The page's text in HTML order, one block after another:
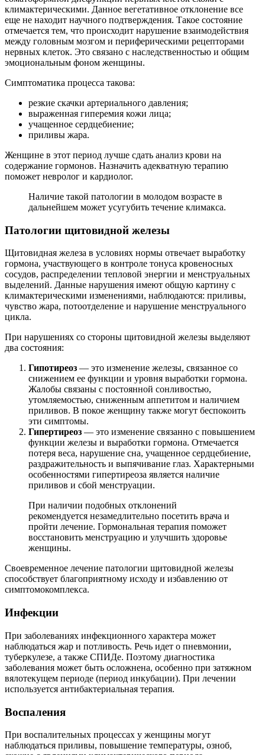
климактерическими. Данное вегетативное отклонение все
еще не находит научного подтверждения. Такое состояние
отмечается тем, что происходит нарушение взаимодействия
между головным мозгом и периферическими рецепторами
нервных клеток. Это связано с наследственностью и общим
эмоциональным фоном женщины.
Симптоматика процесса такова:
резкие скачки артериального давления;
выраженная гиперемия кожи лица;
учащенное сердцебиение;
приливы жара.
Женщине в этот период лучше сдать анализ крови на
содержание гормонов. Назначить адекватную терапию
поможет невролог и кардиолог.
Наличие такой патологии в молодом возрасте в
дальнейшем может усугубить течение климакса.
Патологии щитовидной железы
Щитовидная железа в условиях нормы отвечает выработку
гормона, участвующего в контроле тонуса кровеносных
сосудов, распределении тепловой энергии и менструальных
выделений. Данные нарушения имеют общую картину с
климактерическими изменениями, наблюдаются: приливы,
чувство жара, потоотделение и нарушение менструального
цикла.
При нарушениях со стороны щитовидной железы выделяют
два состояния:
Гипотиреоз — это изменение железы, связанное со
снижением ее функции и уровня выработки гормона.
Жалобы связаны с постоянной сонливостью,
утомляемостью, сниженным аппетитом и наличием
приливов. В покое женщину также могут беспокоить
эти симптомы.
Гипертиреоз — это изменение связанно с повышением
функции железы и выработки гормона. Отмечается
потеря веса, нарушение сна, учащенное сердцебиение,
раздражительность и выпячивание глаз. Характерными
особенностями гипертиреоза является наличие
приливов и сбой менструации.
При наличии подобных отклонений
рекомендуется незамедлительно посетить врача и
пройти лечение. Гормональная терапия поможет
восстановить менструацию и улучшить здоровье
женщины.
Своевременное лечение патологии щитовидной железы
способствует благоприятному исходу и избавлению от
симптомокомплекса.
Инфекции
При заболеваниях инфекционного характера может
наблюдаться жар и потливость. Речь идет о пневмонии,
туберкулезе, а также СПИДе. Поэтому диагностика
заболевания может быть осложнена, особенно при затяжном
вялотекущем периоде (период инкубации). При лечении
используется антибактериальная терапия.
Воспаления
При воспалительных процессах у женщины могут
наблюдаться приливы, повышение температуры, озноб,